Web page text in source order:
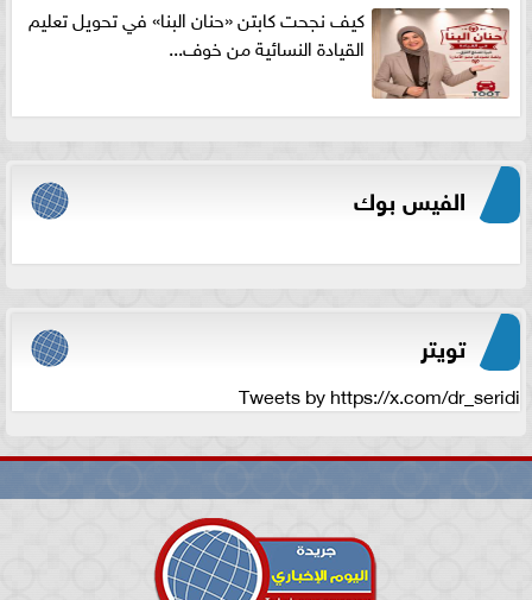
كيف نجحت كابتن «حنان البنا» في تحويل تعليم
القيادة النسائية من خوف...
الفيس بوك
تويتر
Tweets by https://x.com/dr_seridi